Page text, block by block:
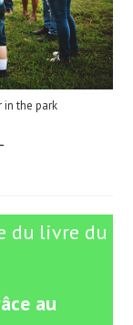
the park
du livre du
au